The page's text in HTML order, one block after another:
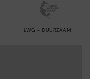
LWG - DUURZAAM